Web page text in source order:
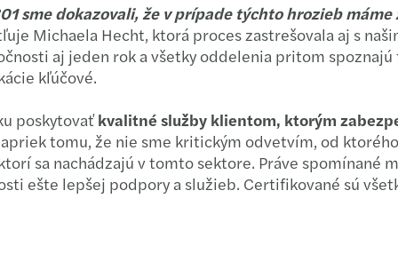
V
Čo
sme dokazovali, že v prípade týchto hrozieb
Michaela Hecht, ktorá proces zastrešovala aj s
aj jeden rok a všetky oddelenia pritom
kľúčové.
poskytovaťkvalitné služby klientom, ktorým
tomu, že nie sme kritickým odvetvím, od
sa nachádzajú v tomto sektore. Práve spomínané
ešte lepšej podpory a služieb. Certifikované sú